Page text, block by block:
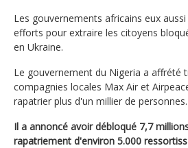
Les gouvernements africains eux
efforts pour extraire les citoyens
en Ukraine.
Le gouvernement du Nigeria a affrété
compagnies locales Max Air et
rapatrier plus d'un millier de personnes.
Il a annoncé avoir débloqué 7,7
rapatriement d'environ 5.000